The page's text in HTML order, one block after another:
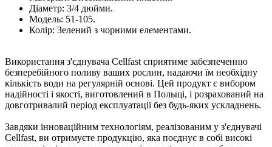
Діаметр: 3/4 дюйми.
Модель: 51-105.
Колір: Зелений з чорними елементами.
Використання з'єднувача Cellfast сприятиме забезпеченню
безперебійного поливу ваших рослин, надаючи їм необхідну
кількість води на регулярній основі. Цей продукт є вибором
надійності і якості, виготовлений в Польщі, і розрахований на
довготривалий період експлуатації без будь-яких ускладнень.
Завдяки інноваційним технологіям, реалізованим у з'єднувачі
Cellfast, ви отримуєте продукцію, яка поєднує в собі високі